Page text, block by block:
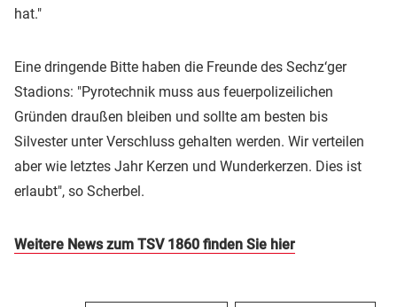
hat."
Eine dringende Bitte haben die Freunde des Sechz‘ger
Stadions: "Pyrotechnik muss aus feuerpolizeilichen
Gründen draußen bleiben und sollte am besten bis
Silvester unter Verschluss gehalten werden. Wir verteilen
aber wie letztes Jahr Kerzen und Wunderkerzen. Dies ist
erlaubt", so Scherbel.
Weitere News zum TSV 1860 finden Sie hier